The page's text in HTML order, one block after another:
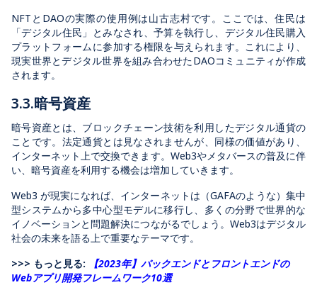
NFTとDAOの実際の使用例は山古志村です。ここでは、住民は
「デジタル住民」とみなされ、予算を執行し、デジタル住民購入
プラットフォームに参加する権限を与えられます。これにより、
現実世界とデジタル世界を組み合わせたDAOコミュニティが作成
されます。
3.3.暗号資産
暗号資産とは、ブロックチェーン技術を利用したデジタル通貨の
ことです。法定通貨とは見なされませんが、同様の価値があり、
インターネット上で交換できます。Web3やメタバースの普及に伴
い、暗号資産を利用する機会は増加していきます。
Web3 が現実になれば、インターネットは（GAFAのような）集中
型システムから多中心型モデルに移行し、多くの分野で世界的な
イノベーションと問題解決につながるでしょう。Web3はデジタル
社会の未来を語る上で重要なテーマです。
>>> もっと見る:
【2023年】バックエンドとフロントエンドの
Webアプリ開発フレームワーク10選